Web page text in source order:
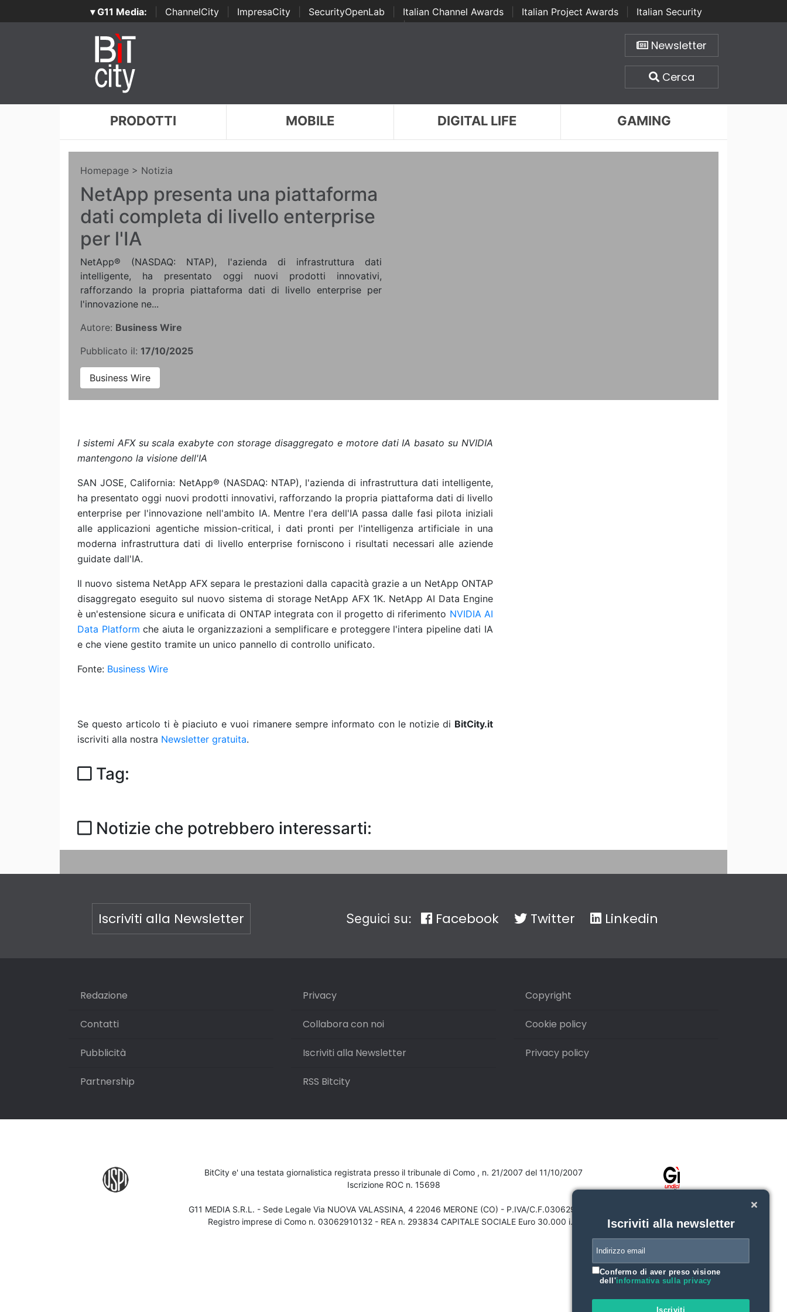
▾ G11 Media: ChannelCity ImpresaCity SecurityOpenLab Italian Channel Awards Italian Project Awards
Italian Security
Awards | ...
Newsletter
Cerca
PRODOTTI MOBILE DIGITAL LIFE GAMING
Homepage > Notizia
NetApp presenta una piattaforma
dati completa di livello enterprise
per l'IA
NetApp® (NASDAQ: NTAP), l'azienda di infrastruttura dati
intelligente, ha presentato oggi nuovi prodotti innovativi,
rafforzando la propria piattaforma dati di livello enterprise per
l'innovazione ne...
Autore: Business Wire
Pubblicato il: 17/10/2025
Business Wire
I sistemi AFX su scala exabyte con storage disaggregato e motore dati IA basato su NVIDIA
mantengono la visione dell'IA
SAN JOSE, California: NetApp® (NASDAQ: NTAP), l'azienda di infrastruttura dati intelligente,
ha presentato oggi nuovi prodotti innovativi, rafforzando la propria piattaforma dati di livello
enterprise per l'innovazione nell'ambito IA. Mentre l'era dell'IA passa dalle fasi pilota iniziali
alle applicazioni agentiche mission-critical, i dati pronti per l'intelligenza artificiale in una
moderna infrastruttura dati di livello enterprise forniscono i risultati necessari alle aziende
guidate dall'IA.
Il nuovo sistema NetApp AFX separa le prestazioni dalla capacità grazie a un NetApp ONTAP
disaggregato eseguito sul nuovo sistema di storage NetApp AFX 1K. NetApp AI Data Engine
è un'estensione sicura e unificata di ONTAP integrata con il progetto di riferimento NVIDIA AI
Data Platform che aiuta le organizzazioni a semplificare e proteggere l'intera pipeline dati IA
e che viene gestito tramite un unico pannello di controllo unificato.
Fonte: Business Wire
Se questo articolo ti è piaciuto e vuoi rimanere sempre informato con le notizie di BitCity.it
iscriviti alla nostra Newsletter gratuita.
Tag:
Notizie che potrebbero interessarti:
Iscriviti alla Newsletter Seguici su: Facebook Twitter Linkedin
Redazione
Contatti
Pubblicità
Partnership
Privacy
Collabora con noi
Iscriviti alla Newsletter
RSS Bitcity
Copyright
Cookie policy
Privacy policy
BitCity e' una testata giornalistica registrata presso il tribunale di Como , n. 21/2007 del 11/10/2007
Iscrizione ROC n. 15698
G11 MEDIA S.R.L. - Sede Legale Via NUOVA VALASSINA, 4 22046 MERONE (CO) - P.IVA/C.F.03062910132
Registro imprese di Como n. 03062910132 - REA n. 293834 CAPITALE SOCIALE Euro 30.000 i.v.
Iscriviti alla newsletter
Confermo di aver preso visione
dell'informativa sulla privacy
Iscriviti